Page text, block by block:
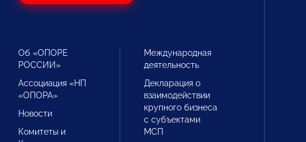
Об «ОПОРЕ
РОССИИ»
Ассоциация «НП
«ОПОРА»
Новости
Комитеты и
Международная
деятельность
Декларация о
взаимодействии
крупного бизнеса
с субъектами
МСП